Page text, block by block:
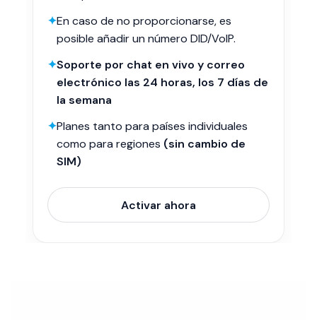
✦En caso de no proporcionarse, es
posible añadir un número DID/VoIP.
✦Soporte por chat en vivo y correo
electrónico las 24 horas, los 7 días de
la semana
✦Planes tanto para países individuales
como para regiones (sin cambio de
SIM)
Activar ahora